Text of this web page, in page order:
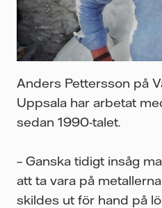
Anders Pettersson på
Uppsala har arbetat
sedan 1990-talet.
– Ganska tidigt insåg
att ta vara på
skildes ut för hand på